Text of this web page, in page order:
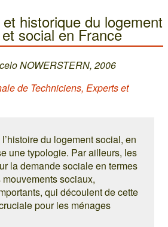
historique du logement
social en France
NOWERSTERN, 2006
de Techniciens, Experts et
du logement social, en
une typologie. Par ailleurs, les
la demande sociale en termes
sociaux,
qui découlent de cette
pour les ménages